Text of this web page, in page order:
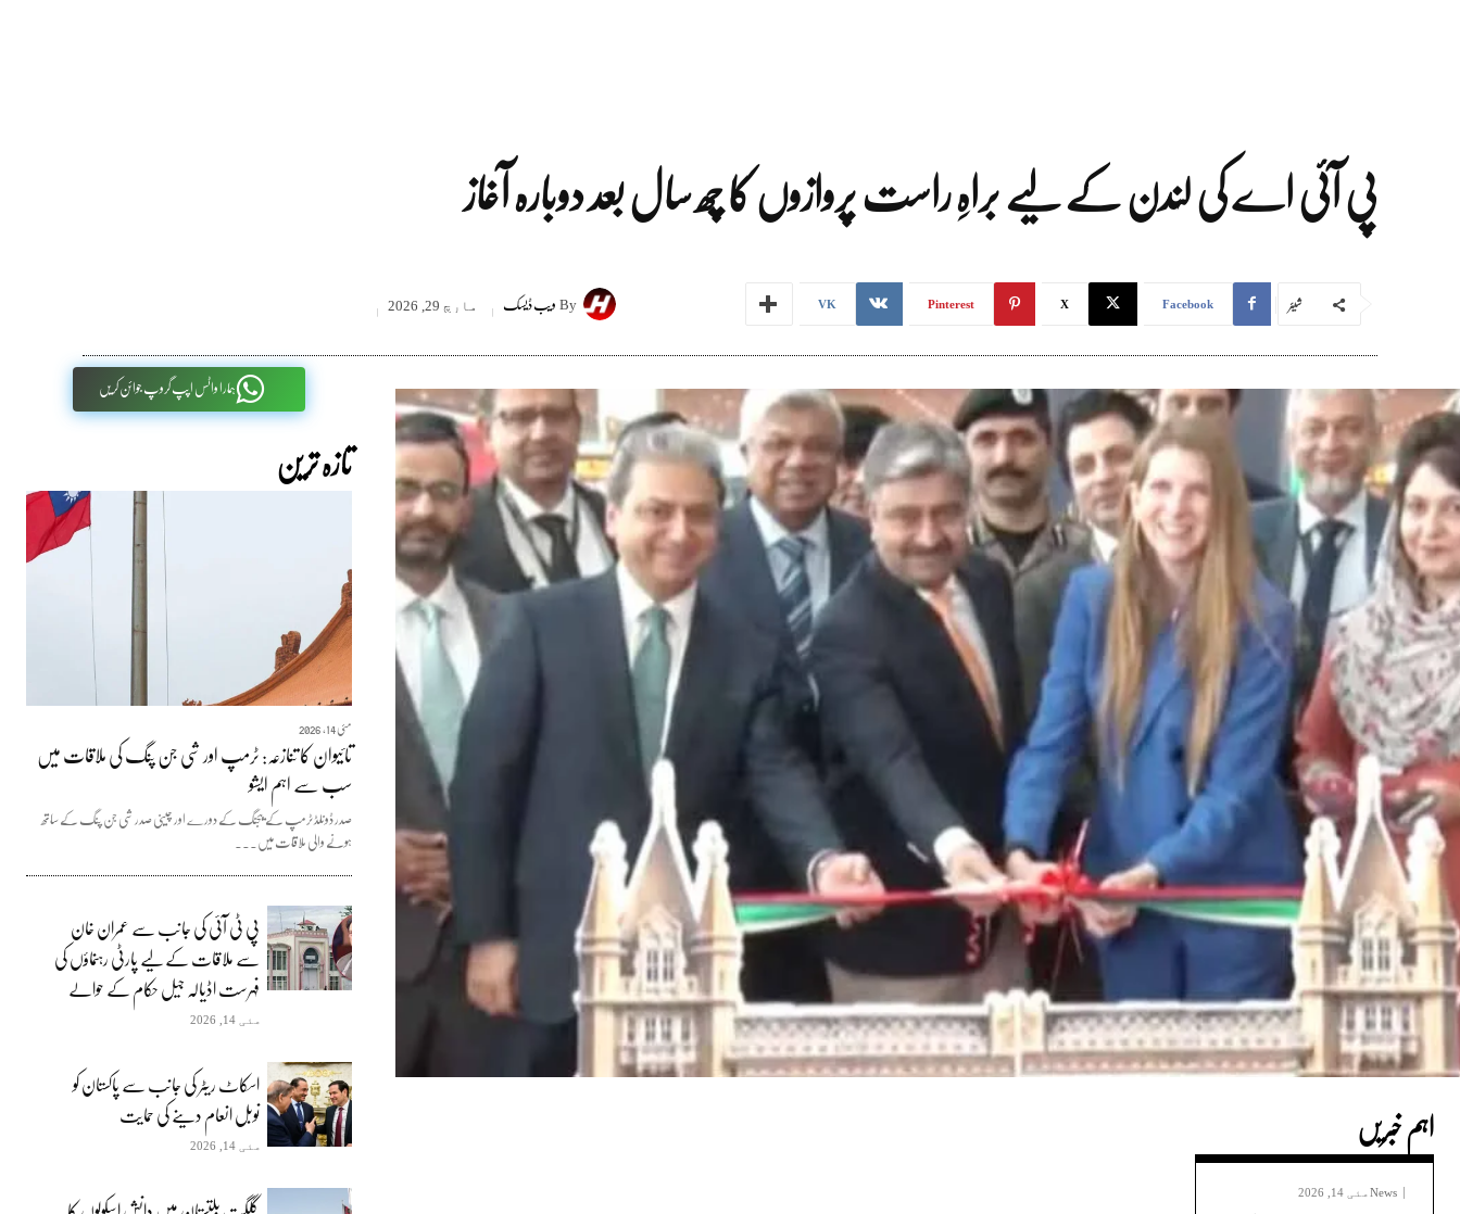
پی آئی اے کی لندن کے لیے براہِ راست پروازوں کا چھ سال بعد دوبارہ آغاز
Byویب ڈیسک مارچ 29, 2026 شیئر Facebook
X
Pinterest
VK
ہمارا واٹس اپپ گروپ جوائن کریں
تازہ ترین
مئی 14, 2026
تائیوان کا تنازعہ: ٹرمپ اور شی جن پنگ کی ملاقات میں
سب سے اہم ایشو
صدر ڈونلڈ ٹرمپ کے بیجنگ کے دورے اور چینی صدر شی جن پنگ کے ساتھ
ہونے والی ملاقات میں...
پی ٹی آئی کی جانب سے عمران خان
سے ملاقات کے لیے پارٹی رہنماؤں کی
فہرست اڈیالہ جیل حکام کے حوالے
مئی 14, 2026
اسکاٹ ریٹر کی جانب سے پاکستان کو
نوبل انعام دینے کی حمایت
مئی 14, 2026 اہم خبریں
News مئی 14, 2026